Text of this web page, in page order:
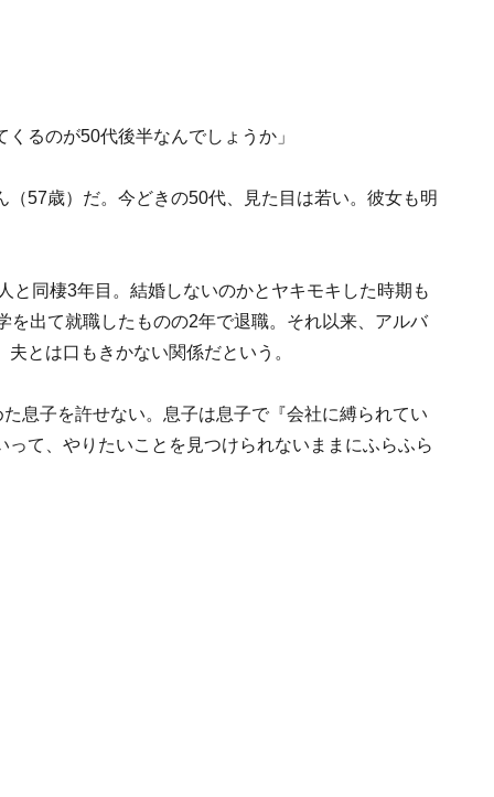
るのが50代後半なんでしょうか」
57歳）だ。今どきの50代、見た目は若い。彼女も明
と同棲3年目。結婚しないのかとヤキモキした時期も
出て就職したものの2年で退職。それ以来、アルバ
とは口もきかない関係だという。
息子を許せない。息子は息子で『会社に縛られてい
て、やりたいことを見つけられないままにふらふら